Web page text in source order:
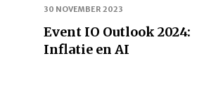
30 NOVEMBER 2023
Event IO Outlook 2024:
Inflatie en AI